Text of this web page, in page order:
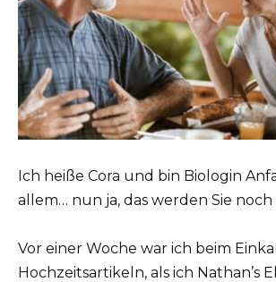
Ich heiße Cora und bin Biologin
allem… nun ja, das werden Sie noch
Vor einer Woche war ich beim
Hochzeitsartikeln, als ich Nathan’s